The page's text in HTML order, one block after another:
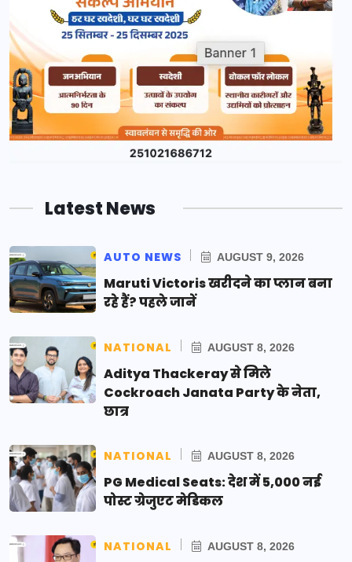
Latest News
AUTO NEWS AUGUST 9, 2026
Maruti Victoris खरीदने का प्लान बना
रहे हैं? पहले जानें
NATIONAL AUGUST 8, 2026
Aditya Thackeray से मिले
Cockroach Janata Party के नेता,
छात्र
NATIONAL AUGUST 8, 2026
PG Medical Seats: देश में 5,000 नई
पोस्ट ग्रेजुएट मेडिकल
NATIONAL AUGUST 8, 2026